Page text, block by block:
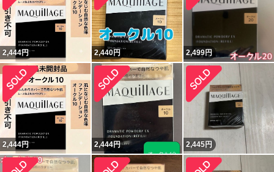
2,444円 2,440円 2,499円
2,444円 2,444円 2,445円